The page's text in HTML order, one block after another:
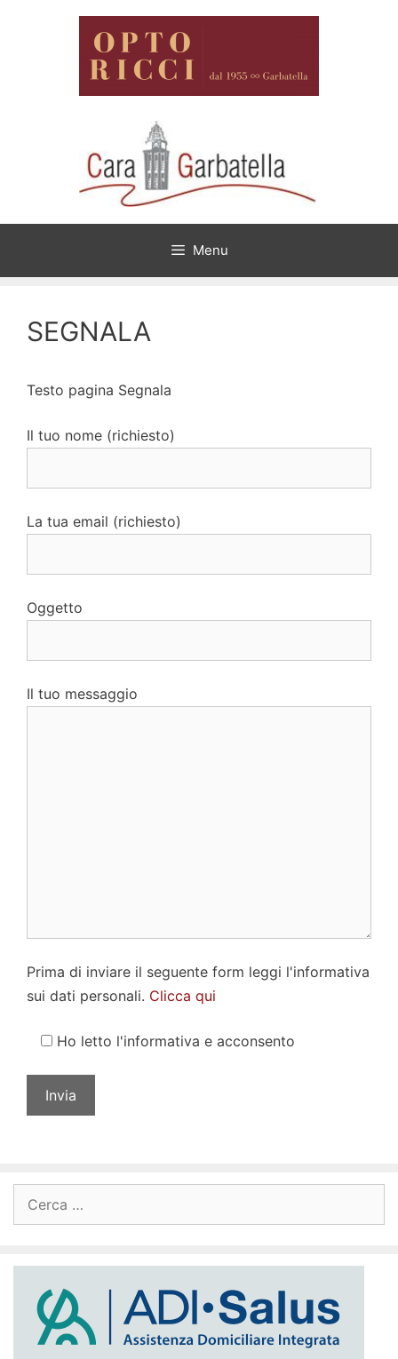
Menu
SEGNALA
Testo pagina Segnala
Il tuo nome (richiesto)
La tua email (richiesto)
Oggetto
Il tuo messaggio
Prima di inviare il seguente form leggi l'informativa
sui dati personali. Clicca qui
Ho letto l'informativa e acconsento